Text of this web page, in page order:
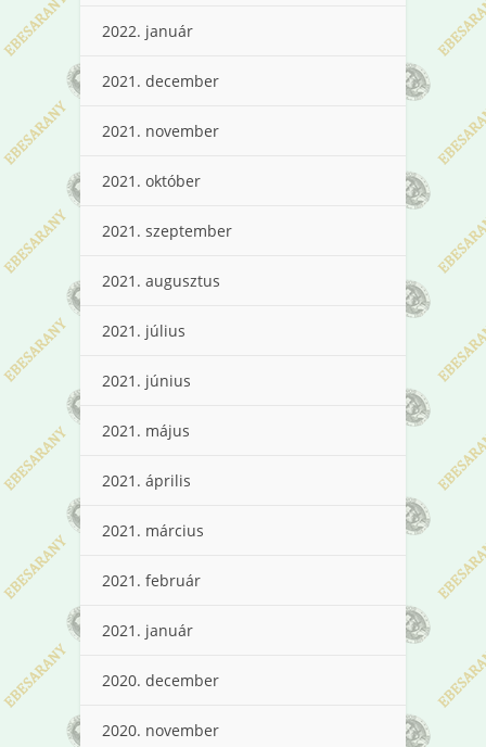
2022. január
2021. december
2021. november
2021. október
2021. szeptember
2021. augusztus
2021. július
2021. június
2021. május
2021. április
2021. március
2021. február
2021. január
2020. december
2020. november